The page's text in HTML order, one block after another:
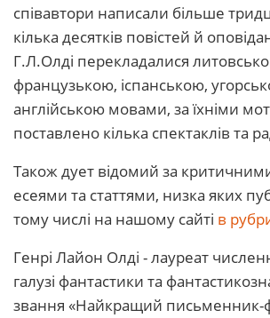
співавтори написали більше
кілька десятків повістей й
Г.Л.Олді перекладалися
французькою, іспанською,
англійською мовами, за їхніми
поставлено кілька спектаклів та
Також дует відомий за
есеями та статтями, низка яких
тому числі на нашому сайті в
Генрі Лайон Олді - лауреат
галузі фантастики та
звання «Найкращий письменник-